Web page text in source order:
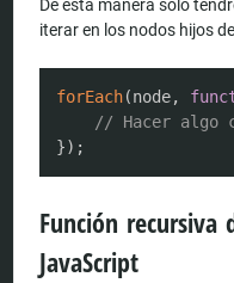
De esta manera solo
iterar en los nodos hijos
forEach(node,
// Hacer algo
}) ;
Función
JavaScript